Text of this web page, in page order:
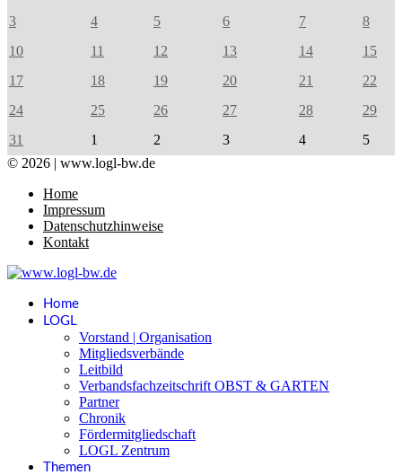
3
4 5 6 7
8
10
11 12 13 14
15
17
18 19 20 21
22
24
25 26 27 28
29
31
1 2 3 4
5
© 2026 | www.logl-bw.de
Home
Impressum
Datenschutzhinweise
Kontakt
Home
LOGL
Vorstand | Organisation
Mitgliedsverbände
Leitbild
Verbandsfachzeitschrift OBST & GARTEN
Partner
Chronik
Fördermitgliedschaft
LOGL Zentrum
Themen